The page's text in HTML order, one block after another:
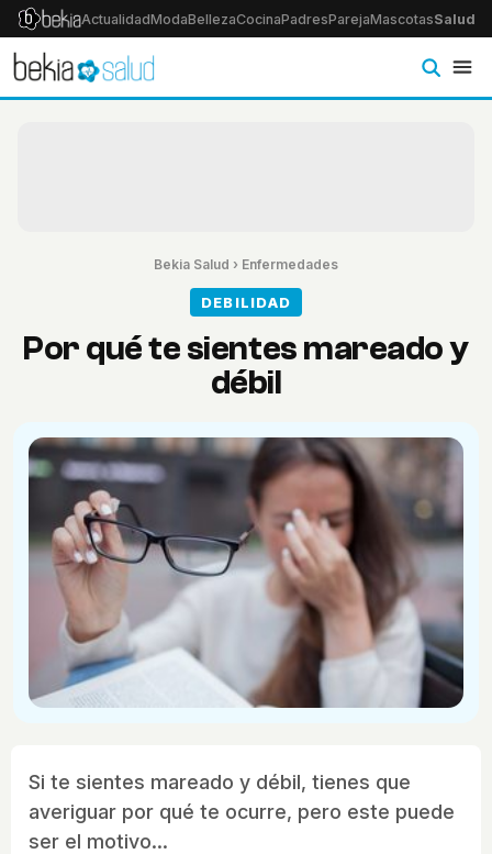
ActualidadModaBellezaCocinaPadresParejaMascotasSalud
Bekia Salud › Enfermedades
DEBILIDAD
Por qué te sientes mareado y
débil
Si te sientes mareado y débil, tienes que
averiguar por qué te ocurre, pero este puede
ser el motivo...